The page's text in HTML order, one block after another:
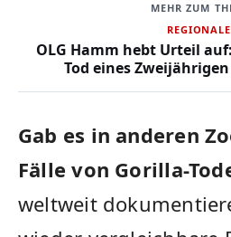
MEHR ZUM
OLG Hamm hebt Urteil
Tod eines
Gab es in anderen
Fälle von Gorilla-
weltweit